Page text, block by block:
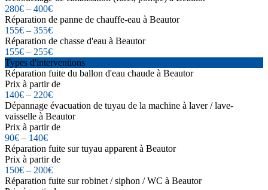
280€ – 400€
Réparation de panne de chauffe-eau à Beautor
155€ – 355€
Réparation de chasse d'eau à Beautor
155€ – 255€
Types d'interventions
Réparation fuite du ballon d'eau chaude à Beautor
Prix à partir de
140€ – 220€
Dépannage évacuation de tuyau de la machine à laver / lave-
vaisselle à Beautor
Prix à partir de
90€ – 140€
Réparation fuite sur tuyau apparent à Beautor
Prix à partir de
150€ – 200€
Réparation fuite sur robinet / siphon / WC à Beautor